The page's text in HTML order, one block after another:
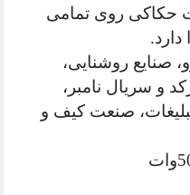
حکاکی روی تمامی
صنایع روشنایی،
و سریال نامبر،
صنعت کیف و